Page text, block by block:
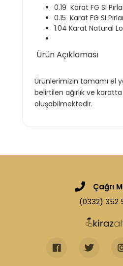
0.19 Karat FG SI
0.15 Karat FG SI
1.04 Karat Natural
Ürün Açıklaması
Ürünlerimizin tamamı el
belirtilen ağırlık ve
oluşabilmektedir.
Çağrı
(0332) 352